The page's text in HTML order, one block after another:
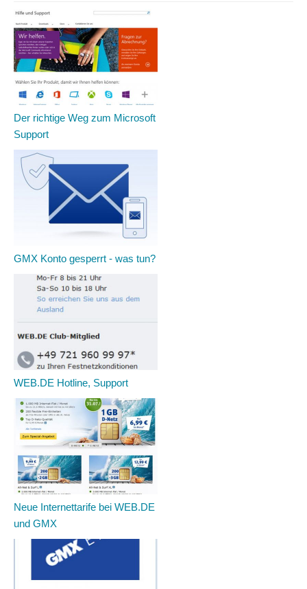
Der richtige Weg zum Microsoft
Support
GMX Konto gesperrt - was tun?
WEB.DE Hotline, Support
Neue Internettarife bei WEB.DE
und GMX